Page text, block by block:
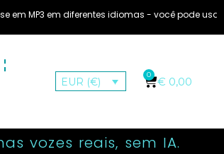
em diferentes idiomas - você pode usar o áudio
EUR (€) € 0,00
0
vozes reais, sem IA.